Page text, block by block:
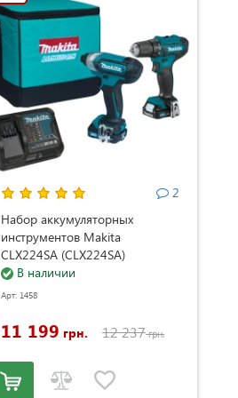
2
Набор аккумуляторных
инструментов Makita
CLX224SA (CLX224SA)
В наличии
Арт: 1458
11 199 грн. 12 237грн.